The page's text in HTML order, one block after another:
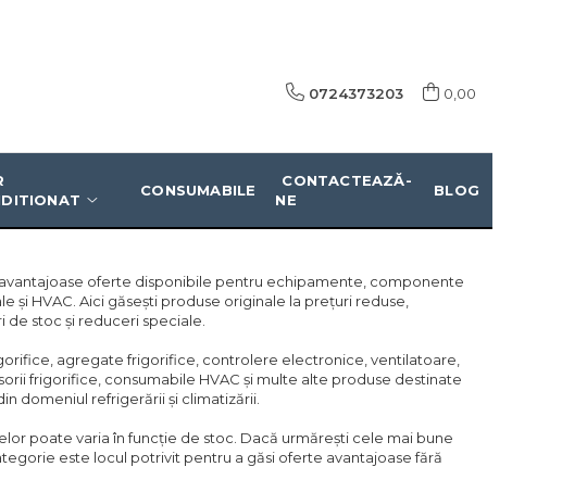
0724373203 0,00
CONSUMABILE
CONTACTEAZĂ-
NE
BLOG
oferte disponibile pentru echipamente, componente
HVAC. Aici găsești produse originale la prețuri reduse,
stoc și reduceri speciale.
agregate frigorifice, controlere electronice, ventilatoare,
frigorifice, consumabile HVAC și multe alte produse destinate
domeniul refrigerării și climatizării.
poate varia în funcție de stoc. Dacă urmărești cele mai bune
este locul potrivit pentru a găsi oferte avantajoase fără